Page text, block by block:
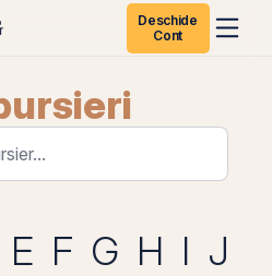
Deschide
Cont
E F G H I J